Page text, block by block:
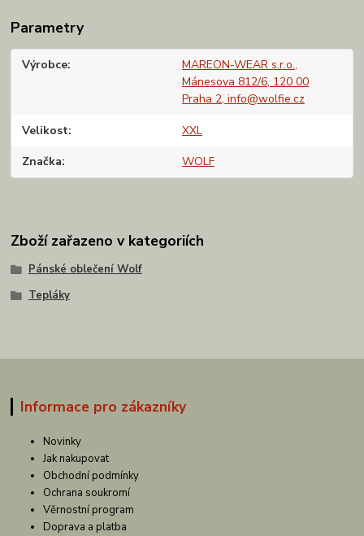
Parametry
Výrobce
MAREON-WEAR s.r.o.,
Mánesova 812/6, 120 00
Praha 2, info@wolfie.cz
Velikost XXL
Značka WOLF
Zboží zařazeno v kategoriích
Pánské oblečení Wolf
Tepláky
Informace pro zákazníky
Novinky
Jak nakupovat
Obchodní podmínky
Ochrana soukromí
Věrnostní program
Doprava a platba